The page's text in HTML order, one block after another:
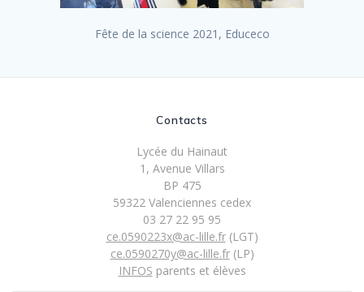
Fête de la science 2021, Educeco
Contacts
Lycée du Hainaut
1, Avenue Villars
BP 475
59322 Valenciennes cedex
03 27 22 95 95
ce.0590223x@ac-lille.fr(LGT)
ce.0590270y@ac-lille.fr(LP)
INFOS parents et élèves